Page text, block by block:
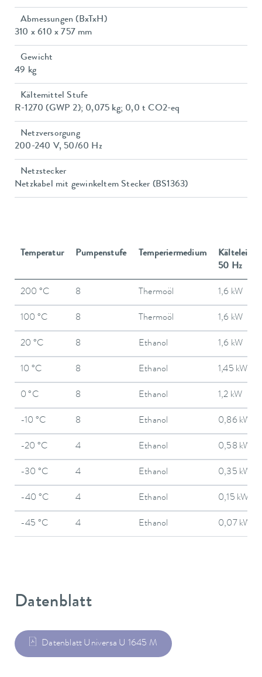
Abmessungen (BxTxH)
310 x 610 x 757 mm
Gewicht
49 kg
Kältemittel Stufe
R-1270 (GWP 2); 0,075 kg; 0,0 t CO2-eq
Netzversorgung
200-240 V, 50/60 Hz
Netzstecker
Netzkabel mit gewinkeltem Stecker (BS1363)
Temperatur Pumpenstufe Temperiermedium
50 Hz
200 °C 8 Thermoöl 1,6 kW
100 °C 8 Thermoöl 1,6 kW
20 °C 8 Ethanol 1,6 kW
10 °C 8 Ethanol 1,45 kW
0 °C 8 Ethanol 1,2 kW
-10 °C 8 Ethanol 0,86 kW
-20 °C 4 Ethanol 0,58 kW
-30 °C 4 Ethanol 0,35 kW
-40 °C 4 Ethanol 0,15 kW
-45 °C 4 Ethanol 0,07 kW
Datenblatt
Datenblatt Universa U 1645 M